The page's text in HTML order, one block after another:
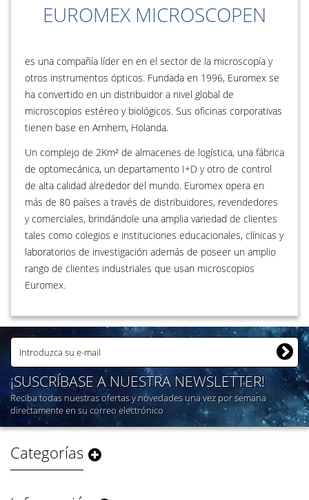
EUROMEX MICROSCOPEN
es una compañía líder en en el sector de la microscopía y
otros instrumentos ópticos. Fundada en 1996, Euromex se
ha convertido en un distribuidor a nivel global de
microscopios estéreo y biológicos. Sus oficinas corporativas
tienen base en Arnhem, Holanda.
Un complejo de 2Km² de almacenes de logística, una fábrica
de optomecánica, un departamento I+D y otro de control
de alta calidad alrededor del mundo. Euromex opera en
más de 80 países a través de distribuidores, revendedores
y comerciales, brindándole una amplia variedad de clientes
tales como colegios e instituciones educacionales, clínicas y
laboratorios de investigación además de poseer un amplio
rango de clientes industriales que usan microscopios
Euromex.
¡SUSCRÍBASE A NUESTRA NEWSLETTER!
Reciba todas nuestras ofertas y novedades una vez por semana
directamente en su correo electrónico
Categorías